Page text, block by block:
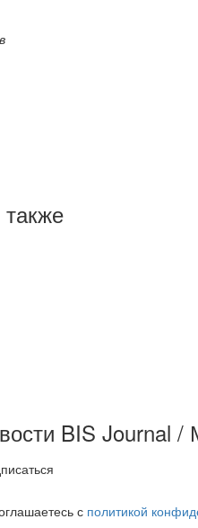
BIS Journal
с политикой